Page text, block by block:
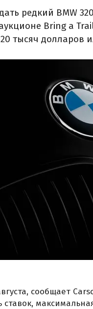
редкий BMW
Bring a
тысяч долларов
сообщает
ставок,